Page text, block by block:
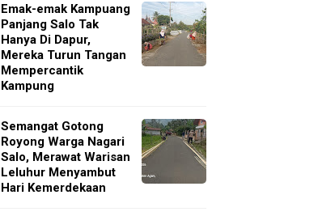
Emak-emak Kampuang
Panjang Salo Tak
Hanya Di Dapur,
Mereka Turun Tangan
Mempercantik
Kampung
Semangat Gotong
Royong Warga Nagari
Salo, Merawat Warisan
Leluhur Menyambut
Hari Kemerdekaan